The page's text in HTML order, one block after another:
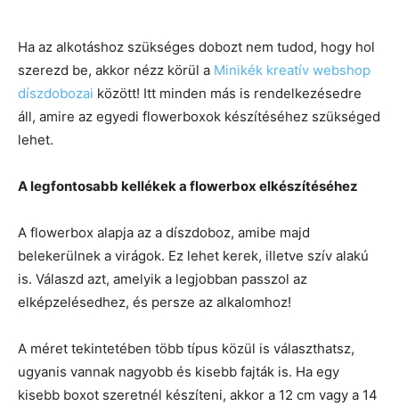
Ha az alkotáshoz szükséges dobozt nem tudod, hogy hol
szerezd be, akkor nézz körül a Minikék kreatív webshop
díszdobozai között! Itt minden más is rendelkezésedre
áll, amire az egyedi flowerboxok készítéséhez szükséged
lehet.
A legfontosabb kellékek a flowerbox elkészítéséhez
A flowerbox alapja az a díszdoboz, amibe majd
belekerülnek a virágok. Ez lehet kerek, illetve szív alakú
is. Válaszd azt, amelyik a legjobban passzol az
elképzelésedhez, és persze az alkalomhoz!
A méret tekintetében több típus közül is választhatsz,
ugyanis vannak nagyobb és kisebb fajták is. Ha egy
kisebb boxot szeretnél készíteni, akkor a 12 cm vagy a 14